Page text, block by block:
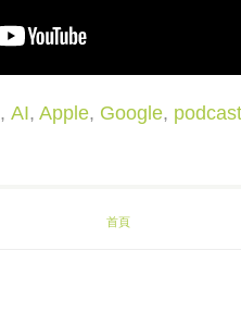
, AI, Apple, Google, podcast
首頁